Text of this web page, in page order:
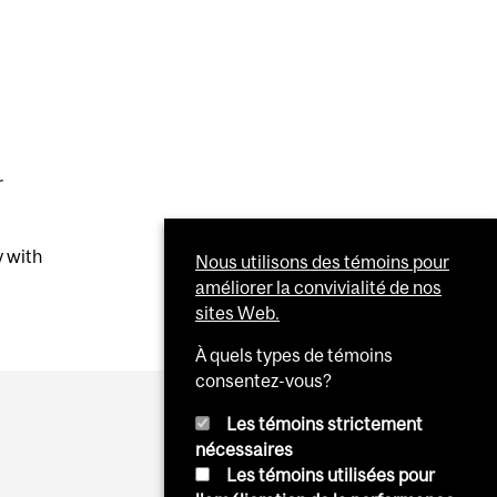
with
Nous utilisons des témoins pour
améliorer la convivialité de nos
sites Web.
À quels types de témoins
consentez-vous?
Les témoins strictement
nécessaires
Les témoins utilisées pour